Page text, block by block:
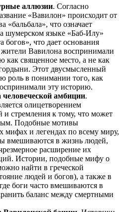
аллюзии. Согласно
«Вавилон» происходит от
«бальбала», что означает
шумерском языке «Баб-Илу»
богов», что дает основания
жители Вавилона воспринимали
как священное место, а не как
Этот двусмысленный
роль в понимании того, как
эту историю.
амбиции.
олицетворением
и стремления к тому, что может
Подобные мотивы
мифах и легендах по всему миру,
вмешиваются в жизнь людей,
расширение их
Истории, подобные мифу о
найти в греческой
людей и богов), а также в
боги часто вмешиваются в
баланс между смертными